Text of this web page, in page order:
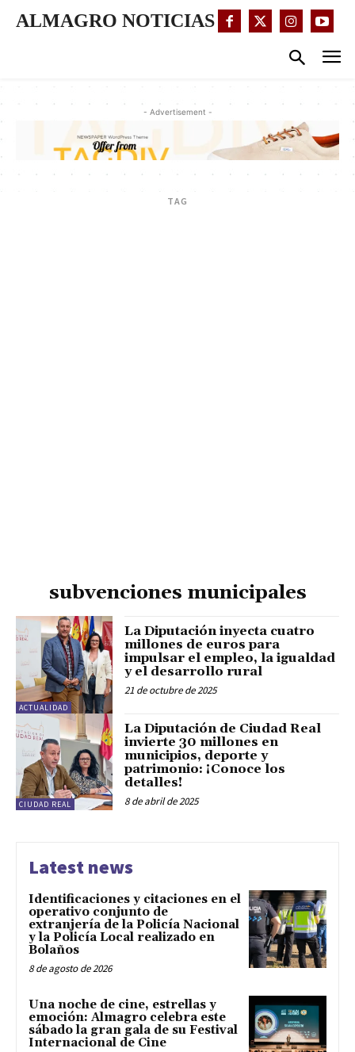
ALMAGRO NOTICIAS
- Advertisement -
TAG
subvenciones municipales
ACTUALIDAD
La Diputación inyecta cuatro
millones de euros para
impulsar el empleo, la igualdad
y el desarrollo rural
21 de octubre de 2025
CIUDAD REAL
La Diputación de Ciudad Real
invierte 30 millones en
municipios, deporte y
patrimonio: ¡Conoce los
detalles!
8 de abril de 2025
Latest news
Identificaciones y citaciones en el
operativo conjunto de
extranjería de la Policía Nacional
y la Policía Local realizado en
Bolaños
8 de agosto de 2026
Una noche de cine, estrellas y
emoción: Almagro celebra este
sábado la gran gala de su Festival
Internacional de Cine